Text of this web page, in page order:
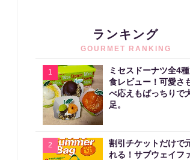
ランキング
GOURMET RANKING
1
ミセスドーナツ全4
食レビュー！可愛さ
べ応えもばっちりで
足。
2
割引チケットだけで
れる！サブウェイフ